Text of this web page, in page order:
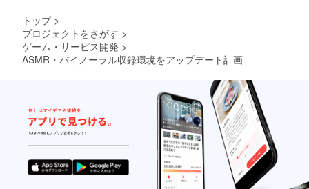
トップ >
プロジェクトをさがす >
ゲーム・サービス開発 >
ASMR・バイノーラル収録環境をアップデート計画